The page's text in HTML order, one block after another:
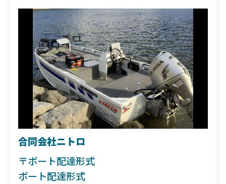
合同会社ニトロ
〒ボート配達形式
ボート配達形式